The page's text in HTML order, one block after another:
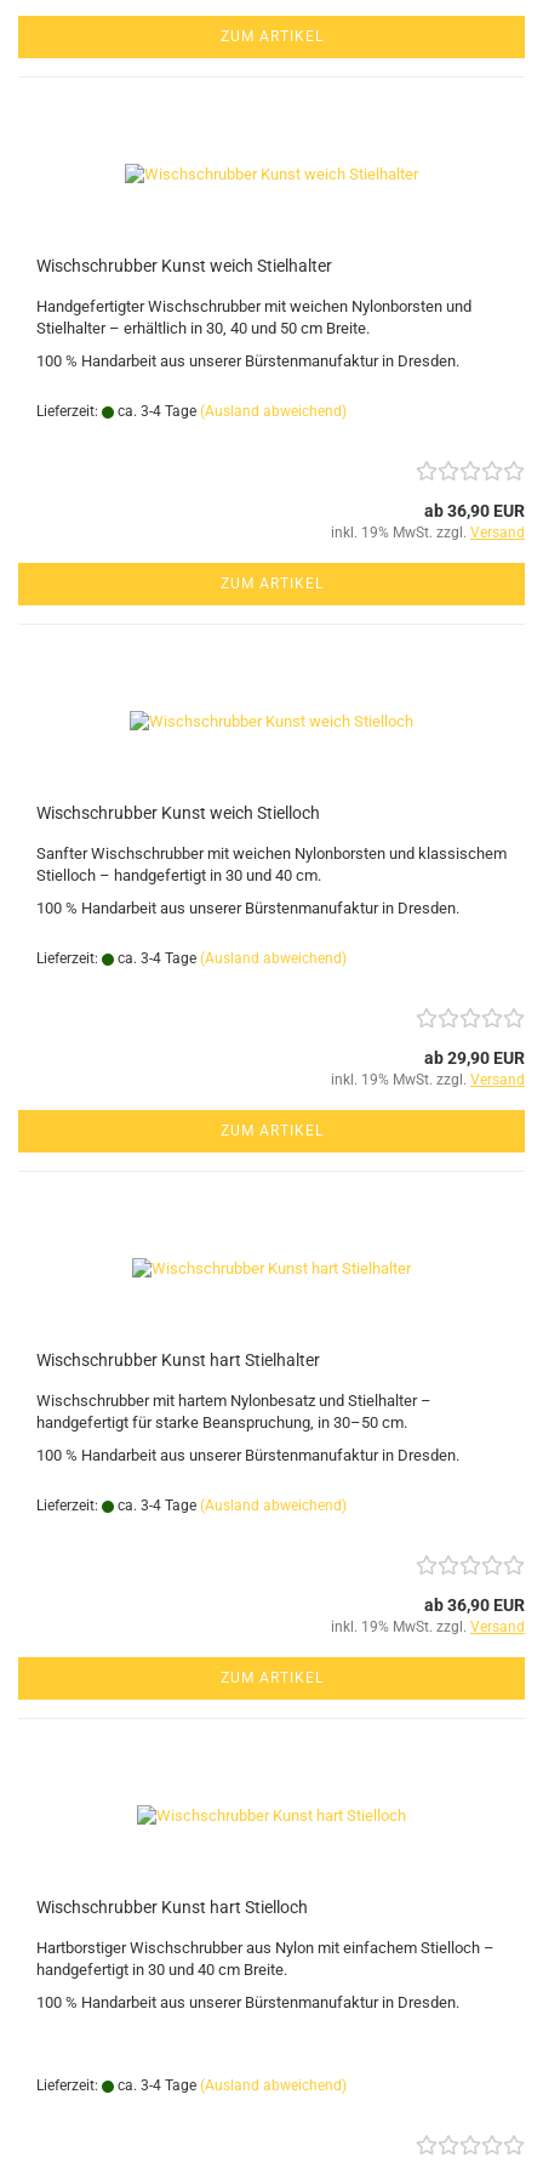
ZUM ARTIKEL
Wischschrubber Kunst weich Stielhalter
Handgefertigter Wischschrubber mit weichen Nylonborsten und
Stielhalter – erhältlich in 30, 40 und 50 cm Breite.
100 % Handarbeit aus unserer Bürstenmanufaktur in Dresden.
Lieferzeit: ca. 3-4 Tage (Ausland abweichend)
ab 36,90 EUR
inkl. 19% MwSt. zzgl. Versand
ZUM ARTIKEL
Wischschrubber Kunst weich Stielloch
Sanfter Wischschrubber mit weichen Nylonborsten und klassischem
Stielloch – handgefertigt in 30 und 40 cm.
100 % Handarbeit aus unserer Bürstenmanufaktur in Dresden.
Lieferzeit: ca. 3-4 Tage (Ausland abweichend)
ab 29,90 EUR
inkl. 19% MwSt. zzgl. Versand
ZUM ARTIKEL
Wischschrubber Kunst hart Stielhalter
Wischschrubber mit hartem Nylonbesatz und Stielhalter –
handgefertigt für starke Beanspruchung, in 30–50 cm.
100 % Handarbeit aus unserer Bürstenmanufaktur in Dresden.
Lieferzeit: ca. 3-4 Tage (Ausland abweichend)
ab 36,90 EUR
inkl. 19% MwSt. zzgl. Versand
ZUM ARTIKEL
Wischschrubber Kunst hart Stielloch
Hartborstiger Wischschrubber aus Nylon mit einfachem Stielloch –
handgefertigt in 30 und 40 cm Breite.
100 % Handarbeit aus unserer Bürstenmanufaktur in Dresden.
Lieferzeit: ca. 3-4 Tage (Ausland abweichend)